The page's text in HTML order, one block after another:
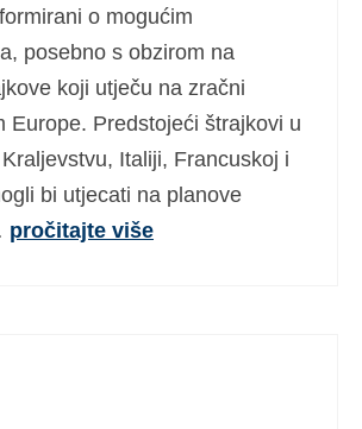
o mogućim
posebno s obzirom na
koji utječu na zračni
Europe. Predstojeći štrajkovi u
Italiji, Francuskoj i
bi utjecati na planove
pročitajte više